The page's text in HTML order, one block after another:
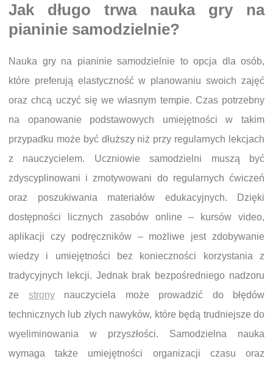
Jak długo trwa nauka gry na
pianinie samodzielnie?
Nauka gry na pianinie samodzielnie to opcja dla osób,
które preferują elastyczność w planowaniu swoich zajęć
oraz chcą uczyć się we własnym tempie. Czas potrzebny
na opanowanie podstawowych umiejętności w takim
przypadku może być dłuższy niż przy regularnych lekcjach
z nauczycielem. Uczniowie samodzielni muszą być
zdyscyplinowani i zmotywowani do regularnych ćwiczeń
oraz poszukiwania materiałów edukacyjnych. Dzięki
dostępności licznych zasobów online – kursów video,
aplikacji czy podręczników – możliwe jest zdobywanie
wiedzy i umiejętności bez konieczności korzystania z
tradycyjnych lekcji. Jednak brak bezpośredniego nadzoru
ze stronynauczyciela może prowadzić do błędów
technicznych lub złych nawyków, które będą trudniejsze do
wyeliminowania w przyszłości. Samodzielna nauka
wymaga także umiejętności organizacji czasu oraz